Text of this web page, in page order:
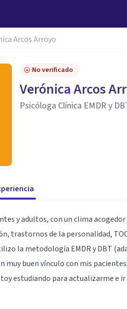
Arcos Arroyo
No verificado
Verónica Arcos
Psicóloga Clínica EMDR y
y adultos, con un clima
trastornos de la personalidad,
la metodología EMDR y DBT
muy buen vínculo con mis
estudiando para actualizarme e